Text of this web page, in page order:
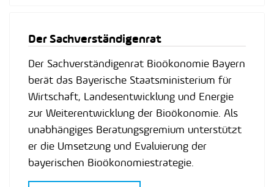
Der Sachverständigenrat
Der Sachverständigenrat Bioökonomie Bayern
berät das Bayerische Staatsministerium für
Wirtschaft, Landesentwicklung und Energie
zur Weiterentwicklung der Bioökonomie. Als
unabhängiges Beratungsgremium unterstützt
er die Umsetzung und Evaluierung der
bayerischen Bioökonomiestrategie.